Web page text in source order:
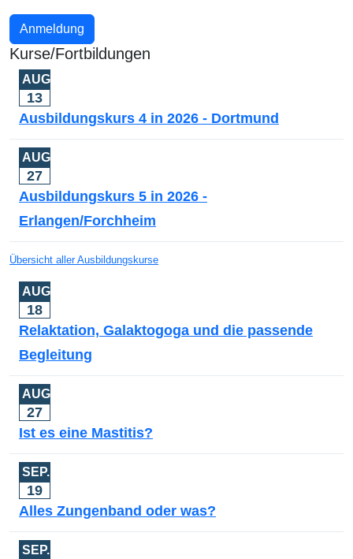
Kurse/Fortbildungen
AUG.
13
Ausbildungskurs 4 in 2026 - Dortmund
AUG.
27
Ausbildungskurs 5 in 2026 -
Erlangen/Forchheim
Übersicht aller Ausbildungskurse
AUG.
18
Relaktation, Galaktogoga und die passende
Begleitung
AUG.
27
Ist es eine Mastitis?
SEP.
19
Alles Zungenband oder was?
SEP.